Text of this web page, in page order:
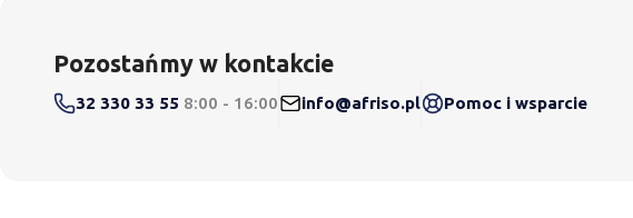
Pozostańmy w kontakcie
32 330 33 55 8:00 - 16:00 info@afriso.pl Pomoc i wsparcie